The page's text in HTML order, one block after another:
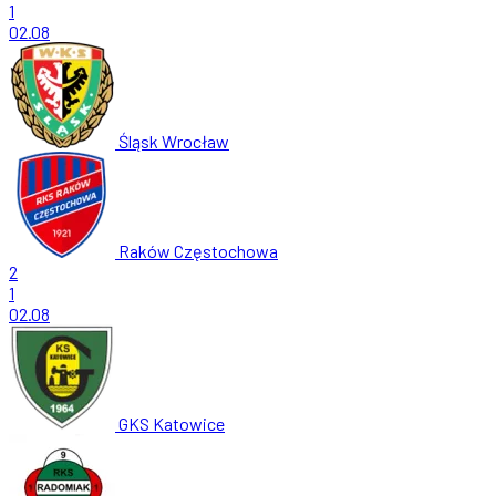
1
02.08
Śląsk Wrocław
Raków Częstochowa
2
1
02.08
GKS Katowice